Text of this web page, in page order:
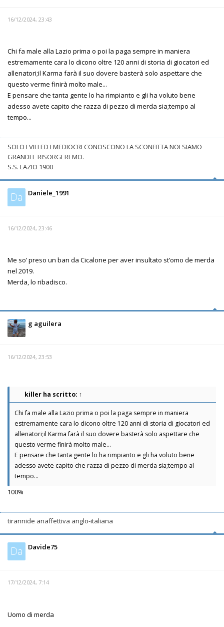
16/12/2024, 23:43
Chi fa male alla Lazio prima o poi la paga sempre in maniera
estremamente cara lo dicono oltre 120 anni di storia di giocatori ed
allenatori;il Karma farà il suo dovere basterà solo aspettare che
questo verme finirà molto male...
E pensare che tanta gente lo ha rimpianto e gli ha voluto bene
adesso avete capito che razza di pezzo di merda sia;tempo al
tempo...
SOLO I VILI ED I MEDIOCRI CONOSCONO LA SCONFITTA NOI SIAMO
GRANDI E RISORGEREMO.
S.S. LAZIO 1900
Da Daniele_1991
16/12/2024, 23:46
Me so’ preso un ban da Cicalone per aver insultato st’omo de merda
nel 2019.
Merda, lo ribadisco.
g aguilera
16/12/2024, 23:53
killer ha scritto: ↑
Chi fa male alla Lazio prima o poi la paga sempre in maniera
estremamente cara lo dicono oltre 120 anni di storia di giocatori ed
allenatori;il Karma farà il suo dovere basterà solo aspettare che
questo verme finirà molto male...
E pensare che tanta gente lo ha rimpianto e gli ha voluto bene
adesso avete capito che razza di pezzo di merda sia;tempo al
tempo...
100%
tirannide anaffettiva anglo-italiana
Da Davide75
17/12/2024, 7:14
Uomo di merda